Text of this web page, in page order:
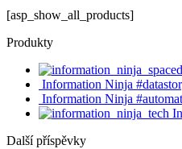
[asp_show_all_products]
Produkty
Information Ninja
Information Ninja
Další příspěvky